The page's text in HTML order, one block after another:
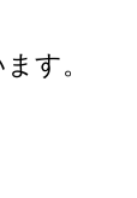
す。